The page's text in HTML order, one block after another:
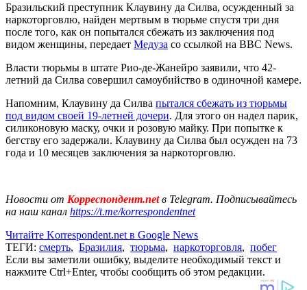
Бразильский преступник Клаувину да Силва, осужденный за
наркоторговлю, найден мертвым в тюрьме спустя три дня
после того, как он попытался сбежать из заключения под
видом женщины, передает Медуза со ссылкой на BBC News.
Власти тюрьмы в штате Рио-де-Жанейро заявили, что 42-
летний да Силва совершил самоубийство в одиночной камере.
Напомним, Клаувину да Силва пытался сбежать из тюрьмы
под видом своей 19-летней дочери. Для этого он надел парик,
силиконовую маску, очки и розовую майку. При попытке к
бегству его задержали. Клаувину да Силва был осужден на 73
года и 10 месяцев заключения за наркоторговлю.
Новости от Корреспондент.netв Telegram. Подписывайтесь
на наш канал https://t.me/korrespondentnet
Читайте Korrespondent.net в Google News
ТЕГИ: смерть, Бразилия, тюрьма, наркоторговля, побег
Если вы заметили ошибку, выделите необходимый текст и
нажмите Ctrl+Enter, чтобы сообщить об этом редакции.